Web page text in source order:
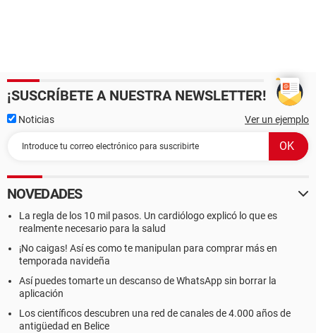
¡SUSCRÍBETE A NUESTRA NEWSLETTER!
Noticias Ver un ejemplo
NOVEDADES
La regla de los 10 mil pasos. Un cardiólogo explicó lo que es
realmente necesario para la salud
¡No caigas! Así es como te manipulan para comprar más en
temporada navideña
Así puedes tomarte un descanso de WhatsApp sin borrar la
aplicación
Los científicos descubren una red de canales de 4.000 años de
antigüedad en Belice